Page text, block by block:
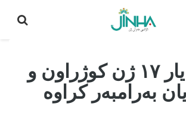
مانگی ئایار ١٧ ژن کوژراون و
بەرامبەر کراوە